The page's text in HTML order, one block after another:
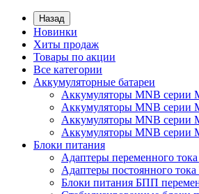
Назад
Новинки
Хиты продаж
Товары по акции
Все категории
Аккумуляторные батареи
Аккумуляторы MNB серии
Аккумуляторы MNB серии
Аккумуляторы MNB серии
Аккумуляторы MNB серии
Блоки питания
Адаптеры переменного
Адаптеры постоянного
Блоки питания БПП